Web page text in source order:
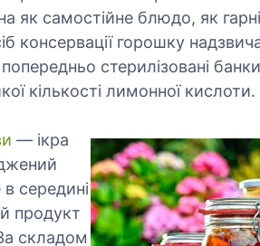
самостійне блюдо, як
консервації горошку
стерилізовані
кількості лимонної кислоти.
— ікра
середині
продукт
складом